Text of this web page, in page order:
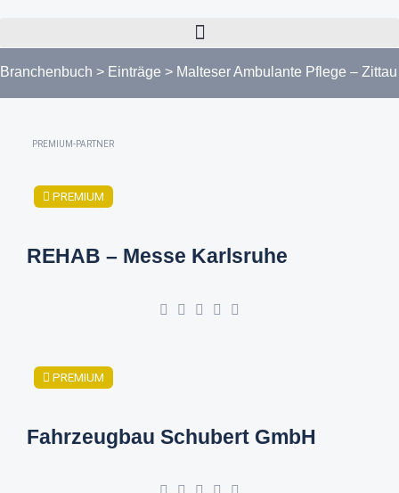
Branchenbuch > Einträge > Malteser Ambulante Pflege – Zittau
PREMIUM-PARTNER
PREMIUM
REHAB – Messe Karlsruhe
PREMIUM
Fahrzeugbau Schubert GmbH